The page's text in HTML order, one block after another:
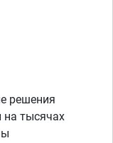
решения
на тысячах